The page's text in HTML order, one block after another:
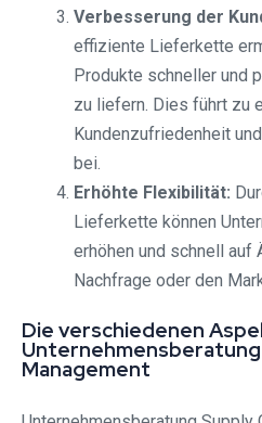
Verbesserung der
effiziente Lieferkette
Produkte schneller und
zu liefern. Dies führt zu
Kundenzufriedenheit
bei.
Erhöhte Flexibilität:
Lieferkette können
erhöhen und schnell auf
Nachfrage oder den
Die verschiedenen
Unternehmensberatung
Management